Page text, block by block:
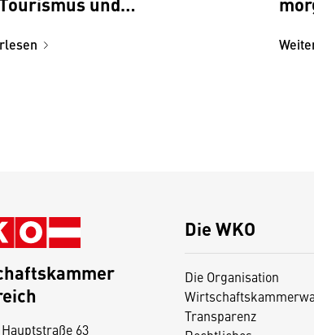
Die WKO
Die Organisation
Transparenz
63